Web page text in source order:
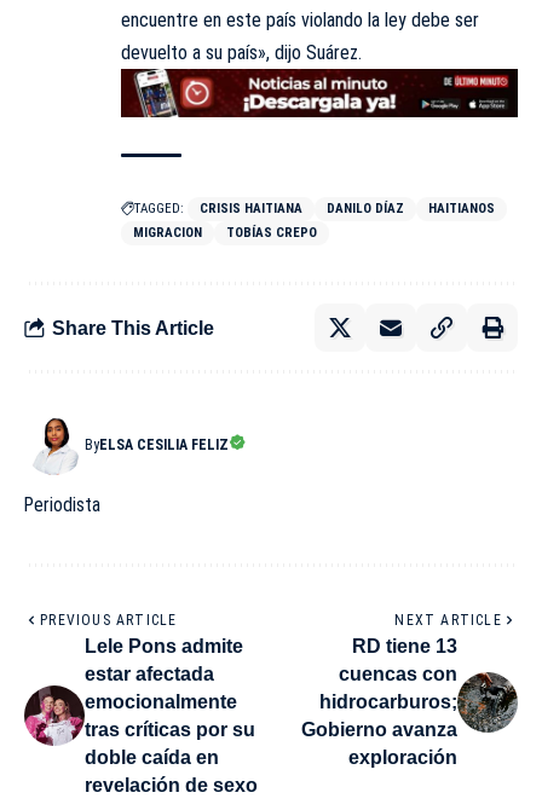
encuentre en este país violando la ley debe ser
devuelto a su país», dijo Suárez.
TAGGED: CRISIS HAITIANA DANILO DÍAZ
HAITIANOS
MIGRACION
TOBÍAS CREPO
Share This Article
ByELSA CESILIA FELIZ
Periodista
PREVIOUS ARTICLE
Lele Pons admite
estar afectada
emocionalmente
tras críticas por su
doble caída en
revelación de sexo
NEXT ARTICLE
RD tiene 13
cuencas con
hidrocarburos;
Gobierno avanza
exploración